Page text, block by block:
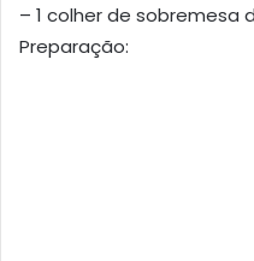
– 1 colher de sobremesa
Preparação: